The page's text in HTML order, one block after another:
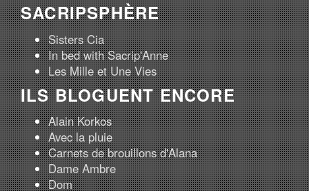
SACRIPSPHÈRE
Sisters Cia
In bed with Sacrip'Anne
Les Mille et Une Vies
ILS BLOGUENT ENCORE
Alain Korkos
Avec la pluie
Carnets de brouillons d'Alana
Dame Ambre
Dom